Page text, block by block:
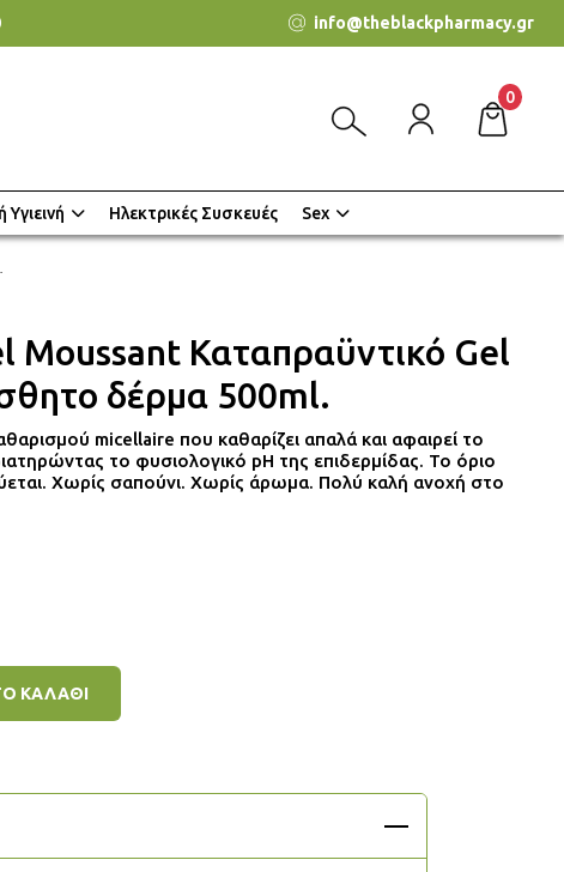
info@theblackpharmacy.gr
0
Υγιεινή Ηλεκτρικές Συσκευές Sex
Moussant Καταπραϋντικό Gel
δέρμα 500ml.
micellaire που καθαρίζει απαλά και αφαιρεί το
το φυσιολογικό pH της επιδερμίδας. Το όριο
Χωρίς σαπούνι. Χωρίς άρωμα. Πολύ καλή ανοχή στο
ΚΑΛΑΘΙ